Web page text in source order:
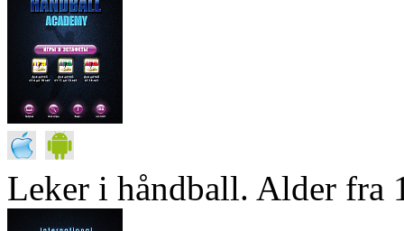
Leker i håndball. Alder fra